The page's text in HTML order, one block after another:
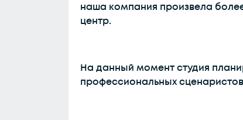
наша компания произвела
центр.
На данный момент студия
профессиональных